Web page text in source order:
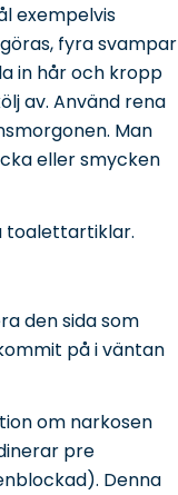
exempelvis
fyra svampar
in hår och kropp
av. Använd rena
Man
eller smycken
toalettartiklar.
den sida som
på i väntan
om narkosen
pre
Denna